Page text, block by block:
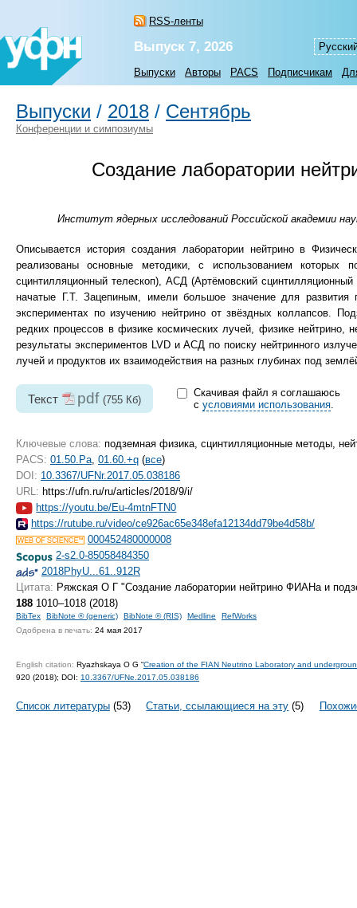
RSS-ленты
Выпуск 7, 2026
Выпуски Авторы PACS Подписчикам
Выпуски / 2018 / Сентябрь
Конференции и симпозиумы
Создание лаборатории
Институт ядерных исследований Российской академии
Описывается история создания лаборатории нейтрино в
реализованы основные методики, с использованием
сцинтилляционный телескоп), АСД (Артёмовский
начатые Г.Т. Зацепиным, имели большое значение для
экспериментах по изучению нейтрино от звёздных коллапсов.
редких процессов в физике космических лучей, физике нейтрино,
результаты экспериментов LVD и АСД по поиску нейтринного
лучей и продуктов их взаимодействия на разных глубинах под
Текст pdf (755 Кб)
Скачивая файл я соглашаюсь
с условиями использования.
Ключевые слова: подземная физика, сцинтилляционные методы,
PACS: 01.50.Pa 01.60.+q (все)
DOI: 10.3367/UFNr.2017.05.038186
URL: https://ufn.ru/ru/articles/2018/9/i/
https://youtu.be/Eu-4mtnFTN0
https://rutube.ru/video/ce926ac65e348efa12134dd79be4d58b/
000452480000008
2-s2.0-85058484350
2018PhyU...61..912R
Цитата: Ряжская О Г "Создание лаборатории нейтрино ФИАНа и
188 1010–1018 (2018)
BibTex BibNote ® (generic) BibNote ® (RIS) Medline
RefWorks
Одобрена в печать: 24 мая 2017
English citation: Ryazhskaya O G “Creation of the FIAN Neutrino Laboratory and
920 (2018); DOI: 10.3367/UFNe.2017.05.038186
Список литературы (53) Статьи, ссылающиеся на эту (5)